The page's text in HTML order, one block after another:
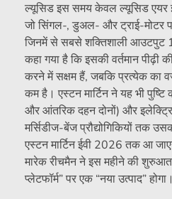
ल्यूसिड इस समय केवल ल्यूसिड एयर
जो सिंगल-, डुअल- और ट्राई-मोटर
जिनमें से सबसे शक्तिशाली
कहा गया है कि इसकी वर्तमान पीढ़ी
करने में सक्षम हैं, जबकि प्रत्येक का
कम है। एस्टन मार्टिन ने यह भी
और आंतरिक दहन दोनों) और
मर्सिडीज-बेंज प्रौद्योगिकियों तक
एस्टन मार्टिन ईवी 2026 तक आ
मारेक रीचमैन ने इस महीने की
प्लेटफॉर्म” पर एक “नया उत्पाद” होगा।